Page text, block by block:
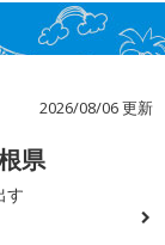
2026/08/06 更新
県
す